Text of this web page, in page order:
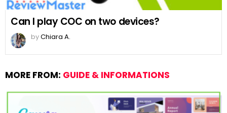
Can I play COC on two devices?
byChiara A.
MORE FROM: GUIDE & INFORMATIONS